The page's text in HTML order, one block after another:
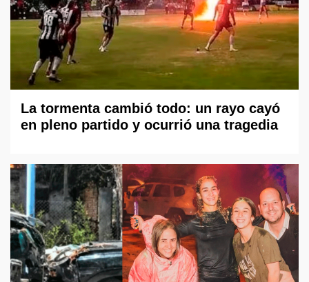
La tormenta cambió todo: un rayo cayó
en pleno partido y ocurrió una tragedia